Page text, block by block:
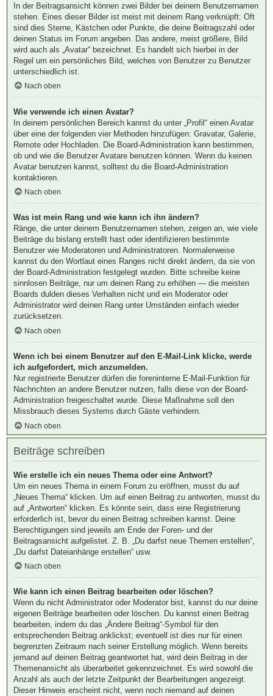
In der Beitragsansicht können zwei Bilder bei deinem Benutzernamen
stehen. Eines dieser Bilder ist meist mit deinem Rang verknüpft: Oft
sind dies Sterne, Kästchen oder Punkte, die deine Beitragszahl oder
deinen Status im Forum angeben. Das andere, meist größere, Bild
wird auch als „Avatar“ bezeichnet. Es handelt sich hierbei in der
Regel um ein persönliches Bild, welches von Benutzer zu Benutzer
unterschiedlich ist.
Nach oben
Wie verwende ich einen Avatar?
In deinem persönlichen Bereich kannst du unter „Profil“ einen Avatar
über eine der folgenden vier Methoden hinzufügen: Gravatar, Galerie,
Remote oder Hochladen. Die Board-Administration kann bestimmen,
ob und wie die Benutzer Avatare benutzen können. Wenn du keinen
Avatar benutzen kannst, solltest du die Board-Administration
kontaktieren.
Nach oben
Was ist mein Rang und wie kann ich ihn ändern?
Ränge, die unter deinem Benutzernamen stehen, zeigen an, wie viele
Beiträge du bislang erstellt hast oder identifizieren bestimmte
Benutzer wie Moderatoren und Administratoren. Normalerweise
kannst du den Wortlaut eines Ranges nicht direkt ändern, da sie von
der Board-Administration festgelegt wurden. Bitte schreibe keine
sinnlosen Beiträge, nur um deinen Rang zu erhöhen — die meisten
Boards dulden dieses Verhalten nicht und ein Moderator oder
Administrator wird deinen Rang unter Umständen einfach wieder
zurücksetzen.
Nach oben
Wenn ich bei einem Benutzer auf den E-Mail-Link klicke, werde
ich aufgefordert, mich anzumelden.
Nur registrierte Benutzer dürfen die foreninterne E-Mail-Funktion für
Nachrichten an andere Benutzer nutzen, falls diese von der Board-
Administration freigeschaltet wurde. Diese Maßnahme soll den
Missbrauch dieses Systems durch Gäste verhindern.
Nach oben
Beiträge schreiben
Wie erstelle ich ein neues Thema oder eine Antwort?
Um ein neues Thema in einem Forum zu eröffnen, musst du auf
„Neues Thema“ klicken. Um auf einen Beitrag zu antworten, musst du
auf „Antworten“ klicken. Es könnte sein, dass eine Registrierung
erforderlich ist, bevor du einen Beitrag schreiben kannst. Deine
Berechtigungen sind jeweils am Ende der Foren- und der
Beitragsansicht aufgelistet. Z. B. „Du darfst neue Themen erstellen“,
„Du darfst Dateianhänge erstellen“ usw.
Nach oben
Wie kann ich einen Beitrag bearbeiten oder löschen?
Wenn du nicht Administrator oder Moderator bist, kannst du nur deine
eigenen Beiträge bearbeiten oder löschen. Du kannst einen Beitrag
bearbeiten, indem du das „Ändere Beitrag“-Symbol für den
entsprechenden Beitrag anklickst; eventuell ist dies nur für einen
begrenzten Zeitraum nach seiner Erstellung möglich. Wenn bereits
jemand auf deinen Beitrag geantwortet hat, wird dein Beitrag in der
Themenansicht als überarbeitet gekennzeichnet. Es wird sowohl die
Anzahl als auch der letzte Zeitpunkt der Bearbeitungen angezeigt.
Dieser Hinweis erscheint nicht, wenn noch niemand auf deinen